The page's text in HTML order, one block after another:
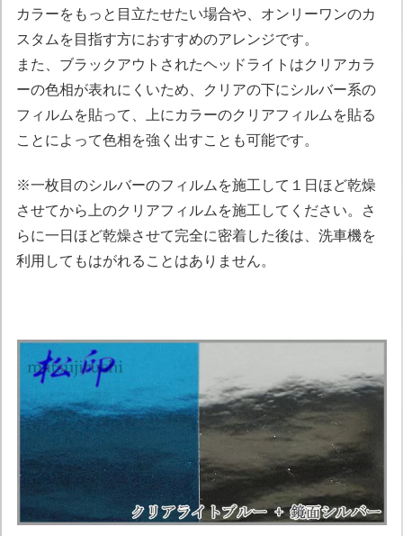
カラーをもっと目立たせたい場合や、オンリーワンのカ
スタムを目指す方におすすめのアレンジです。
また、ブラックアウトされたヘッドライトはクリアカラ
ーの色相が表れにくいため、クリアの下にシルバー系の
フィルムを貼って、上にカラーのクリアフィルムを貼る
ことによって色相を強く出すことも可能です。
※一枚目のシルバーのフィルムを施工して１日ほど乾燥
させてから上のクリアフィルムを施工してください。さ
らに一日ほど乾燥させて完全に密着した後は、洗車機を
利用してもはがれることはありません。